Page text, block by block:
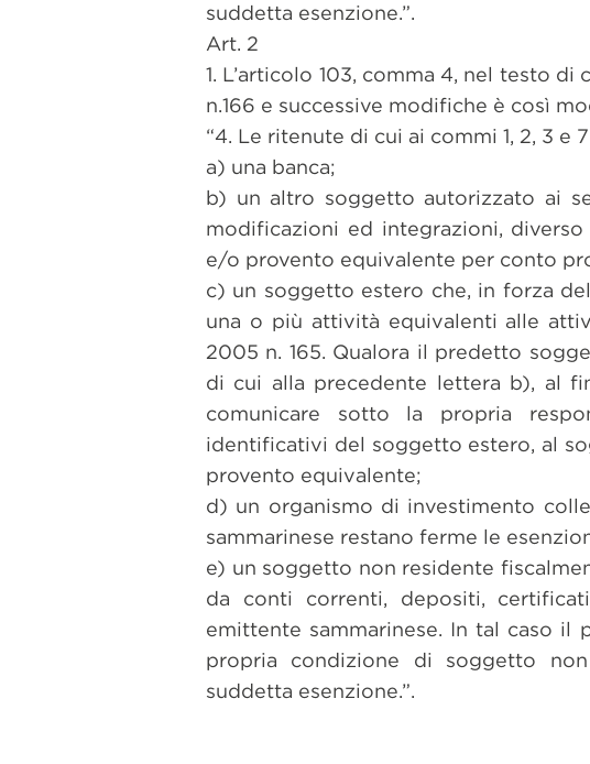
suddetta esenzione.”.
Art. 2
1. L’articolo 103, comma 4, nel testo di
n.166 e successive modifiche è così
“4. Le ritenute di cui ai commi 1, 2, 3
a) una banca;
b) un altro soggetto autorizzato ai
modificazioni ed integrazioni,
e/o provento equivalente per conto
c) un soggetto estero che, in forza
una o più attività equivalenti alle
2005 n. 165. Qualora il predetto
di cui alla precedente lettera b), al
comunicare sotto la propria
identificativi del soggetto estero, al
provento equivalente;
d) un organismo di investimento
sammarinese restano ferme le
e) un soggetto non residente
da conti correnti, depositi,
emittente sammarinese. In tal caso
propria condizione di soggetto
suddetta esenzione.”.